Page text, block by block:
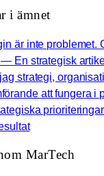
i ämnet
är inte problemet.
— En strategisk
strategi,
att fungera i
MarTech